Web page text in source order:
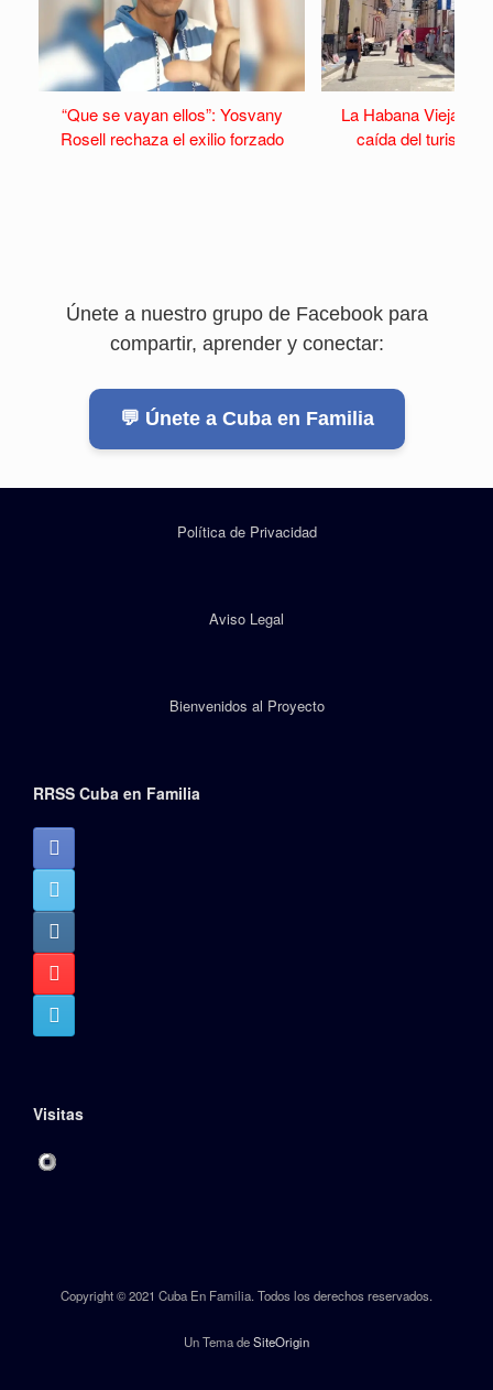
“Que se vayan ellos”: Yosvany
Rosell rechaza el exilio forzado
La Habana Vieja se
caída del turismo
Únete a nuestro grupo de Facebook para
compartir, aprender y conectar:
💬 Únete a Cuba en Familia
Política de Privacidad
Aviso Legal
Bienvenidos al Proyecto
RRSS Cuba en Familia
Visitas
Copyright © 2021 Cuba En Familia. Todos los derechos reservados.
Un Tema deSiteOrigin